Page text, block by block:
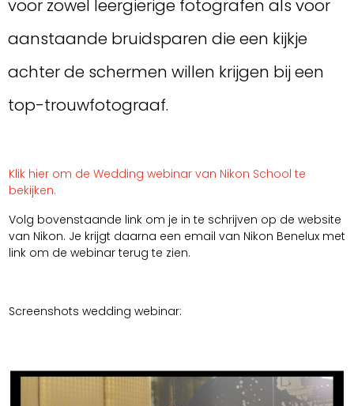
voor zowel leergierige fotografen als voor
aanstaande bruidsparen die een kijkje
achter de schermen willen krijgen bij een
top-trouwfotograaf.
Klik hier om de Wedding webinar van Nikon School te
bekijken.
Volg bovenstaande link om je in te schrijven op de website
van Nikon. Je krijgt daarna een email van Nikon Benelux met
link om de webinar terug te zien.
Screenshots wedding webinar: